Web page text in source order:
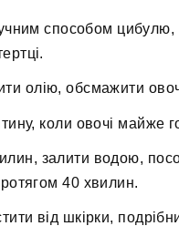
способом цибулю,
олію, обсмажити
коли овочі майже
залити водою,
40 хвилин.
від шкірки,